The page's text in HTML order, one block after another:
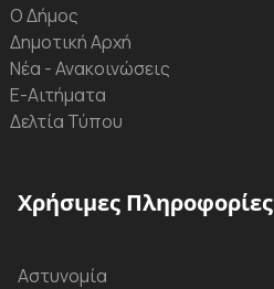
Ο Δήμος
Δημοτική Αρχή
Νέα - Ανακοινώσεις
Ε-Αιτήματα
Δελτία Τύπου
Χρήσιμες Πληροφορίες
Αστυνομία